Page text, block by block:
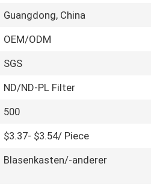
Guangdong, China
OEM/ODM
SGS
ND/ND-PL Filter
500
$3.37- $3.54/ Piece
Blasenkasten/-anderer